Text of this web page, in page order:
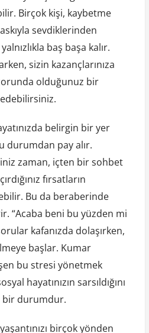
Birçok kişi, kaybetme
sevdiklerinden
baş başa kalır.
sizin kazançlarınıza
olduğunuz bir
belirgin bir yer
durumdan pay alır.
zaman, içten bir sohbet
fırsatların
Bu da beraberinde
“Acaba beni bu yüzden mi
kafanızda dolaşırken,
başlar. Kumar
bu stresi yönetmek
hayatınızın sarsıldığını
bir durumdur.
birçok yönden